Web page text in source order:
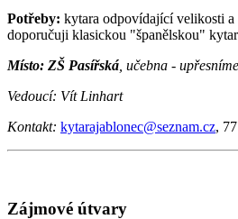
Potřeby: kytara odpovídající velikosti
doporučuji klasickou "španělskou"
Místo: ZŠ Pasířská , učebna - upřesníme
Vedoucí: Vít Linhart
Kontakt: kytarajablonec@seznam.cz,
Zájmové útvary